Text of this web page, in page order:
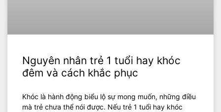
Nguyên nhân trẻ 1 tuổi hay khóc
đêm và cách khắc phục
Khóc là hành động biểu lộ sự mong muốn, những điều
mà trẻ chưa thể nói được. Nếu trẻ 1 tuổi hay khóc